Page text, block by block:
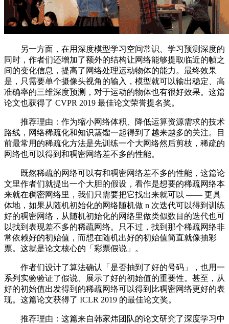
另一方面，在用深度模型学习空间常识、学习预测深度的
同时，作者们还增加了额外的结构让网络能够提取临近的帧之
间的变化信息，提高了网络处理运动物体的能力。最终效果
是，只需要单个摄像头视角的输入，模型就可以输出稳定、高
准确率的三维深度预测，对于运动的物体也有很好效果。这篇
论文也获得了 CVPR 2019 最佳论文荣誉提名奖。
推荐理由：作为缩小网络体积、降低运算资源需求的技术
路线，网络稀疏化和知识蒸馏一起得到了越来越多的关注。目
前最常用的稀疏化方法是先训练一个大网络然后剪枝，稀疏的
网络也可以得到和稠密网络差不多的性能。
既然稀疏的网络可以有和稠密网络差不多的性能，这篇论
文里作者们就提出一个大胆的假设，看作是想要的稀疏网络本
来就在稠密网络里，我们只需要把它找出来就可以 —— 更具
体地，如果从随机初始化的网络随机做 n 次迭代可以得到训练
好的稠密网络，从随机初始化的网络里做类似数目的迭代也可
以找到表现差不多的稀疏网络。只不过，找到那个稀疏网络非
常依赖好的初始值，而想在随机出好的初始值简直就像抽彩
票。这就是论文核心的「彩票假说」。
作者们设计了算法确认「是否抽到了好的号码」，也用一
系列实验验证了假说、展示了好的初始值的重要性。甚至，从
好的初始值出发得到的稀疏网络可以得到比稠密网络更好的表
现。这篇论文获得了 ICLR 2019 的最佳论文奖。
推荐理由：这篇来自韩家炜团队的论文研究了深度学习中